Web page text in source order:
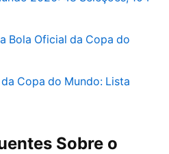
Bola Oficial da Copa do
Copa do Mundo: Lista
Sobre o